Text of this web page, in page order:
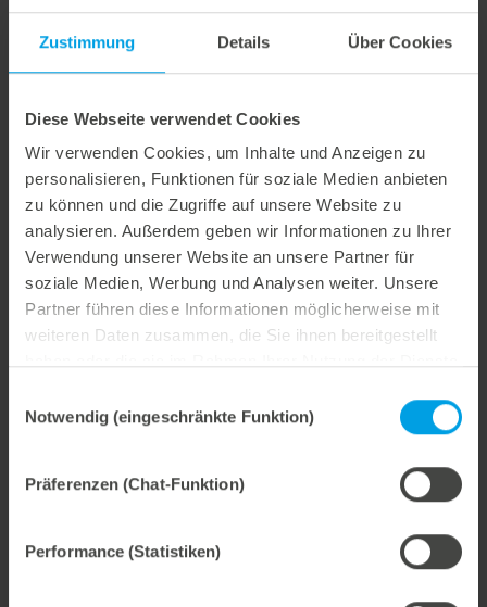
Zustimmung Details Über Cookies
Diese Webseite verwendet Cookies
Wir verwenden Cookies, um Inhalte und Anzeigen zu
personalisieren, Funktionen für soziale Medien anbieten
zu können und die Zugriffe auf unsere Website zu
analysieren. Außerdem geben wir Informationen zu Ihrer
Verwendung unserer Website an unsere Partner für
soziale Medien, Werbung und Analysen weiter. Unsere
Partner führen diese Informationen möglicherweise mit
weiteren Daten zusammen, die Sie ihnen bereitgestellt
Notwendig (eingeschränkte Funktion)
Präferenzen (Chat-Funktion)
Performance (Statistiken)
Manueller Bieger
mbend